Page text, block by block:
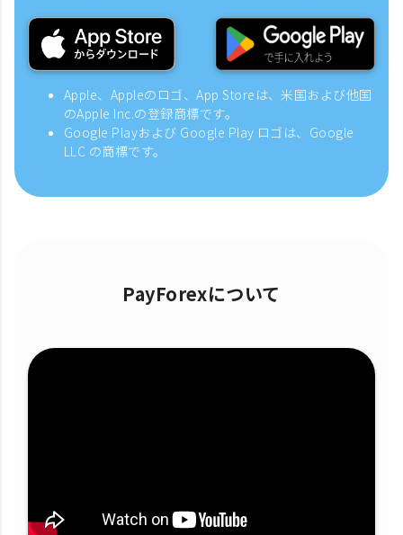
Apple、Appleのロゴ、App Storeは、米国および他国
のApple Inc.の登録商標です。
Google Playおよび Google Play ロゴは、Google
LLC の商標です。
PayForexについて